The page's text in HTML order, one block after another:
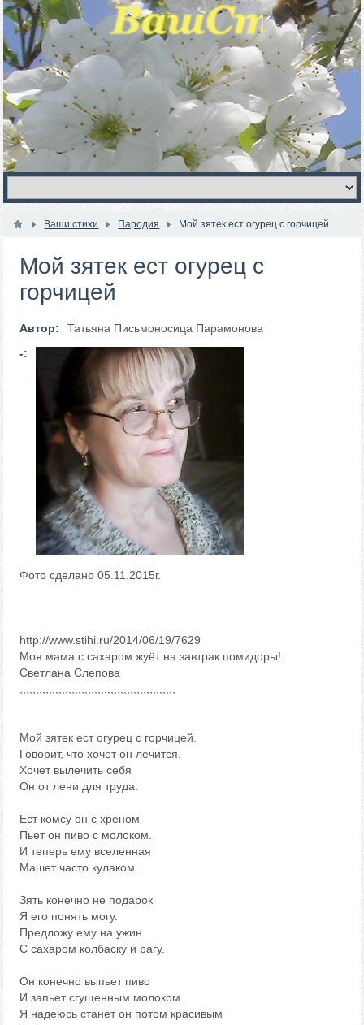
Ваши стихи Пародия Мой зятек ест огурец с горчицей
Мой зятек ест огурец с
горчицей
Автор:
Татьяна Письмоносица Парамонова
-:
Фото сделано 05.11.2015г.
http://www.stihi.ru/2014/06/19/7629
Моя мама с сахаром жуёт на завтрак помидоры!
Светлана Слепова
Мой зятек ест огурец с горчицей.
Говорит, что хочет он лечится.
Хочет вылечить себя
Он от лени для труда.
Ест комсу он с хреном
Пьет он пиво с молоком.
И теперь ему вселенная
Машет часто кулаком.
Зять конечно не подарок
Я его понять могу.
Предложу ему на ужин
С сахаром колбаску и рагу.
Он конечно выпьет пиво
И запьет сгущенным молоком.
Я надеюсь станет он потом красивым